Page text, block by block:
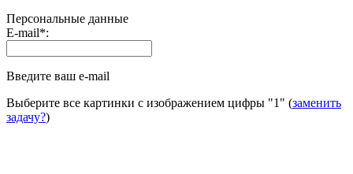
Персональные данные
E-mail*:
Введите ваш e-mail
Выберите все картинки с изображением цифры "1" (заменить
задачу?)